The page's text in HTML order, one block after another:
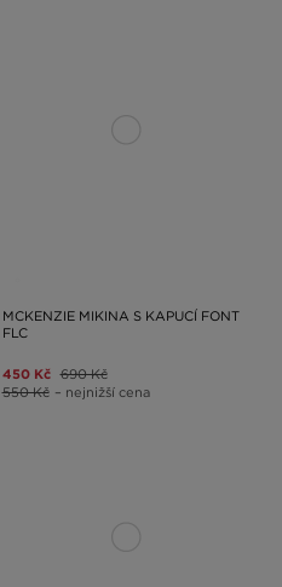
MCKENZIE MIKINA S KAPUCÍ FONT
FLC
450 Kč 690 Kč
550 Kč – nejnižší cena